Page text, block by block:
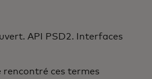
API PSD2. Interfaces
ces termes